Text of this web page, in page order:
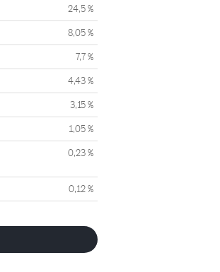
24,5 %
8,05 %
7,7 %
4,43 %
3,15 %
1,05 %
0,23 %
0,12 %